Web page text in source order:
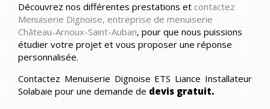
Découvrez nos différentes prestations et contactez
Menuiserie Dignoise, entreprise de menuiserie
Château-Arnoux-Saint-Auban, pour que nous puissions
étudier votre projet et vous proposer une réponse
personnalisée.
Contactez Menuiserie Dignoise ETS Liance Installateur
Solabaie pour une demande de devis gratuit.